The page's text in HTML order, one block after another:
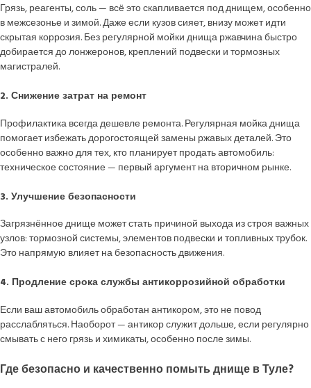
Грязь, реагенты, соль — всё это скапливается под днищем, особенно
в межсезонье и зимой. Даже если кузов сияет, внизу может идти
скрытая коррозия. Без регулярной мойки днища ржавчина быстро
добирается до лонжеронов, креплений подвески и тормозных
магистралей.
2. Снижение затрат на ремонт
Профилактика всегда дешевле ремонта. Регулярная мойка днища
помогает избежать дорогостоящей замены ржавых деталей. Это
особенно важно для тех, кто планирует продать автомобиль:
техническое состояние — первый аргумент на вторичном рынке.
3. Улучшение безопасности
Загрязнённое днище может стать причиной выхода из строя важных
узлов: тормозной системы, элементов подвески и топливных трубок.
Это напрямую влияет на безопасность движения.
4. Продление срока службы антикоррозийной обработки
Если ваш автомобиль обработан антикором, это не повод
расслабляться. Наоборот — антикор служит дольше, если регулярно
смывать с него грязь и химикаты, особенно после зимы.
Где безопасно и качественно помыть днище в Туле?